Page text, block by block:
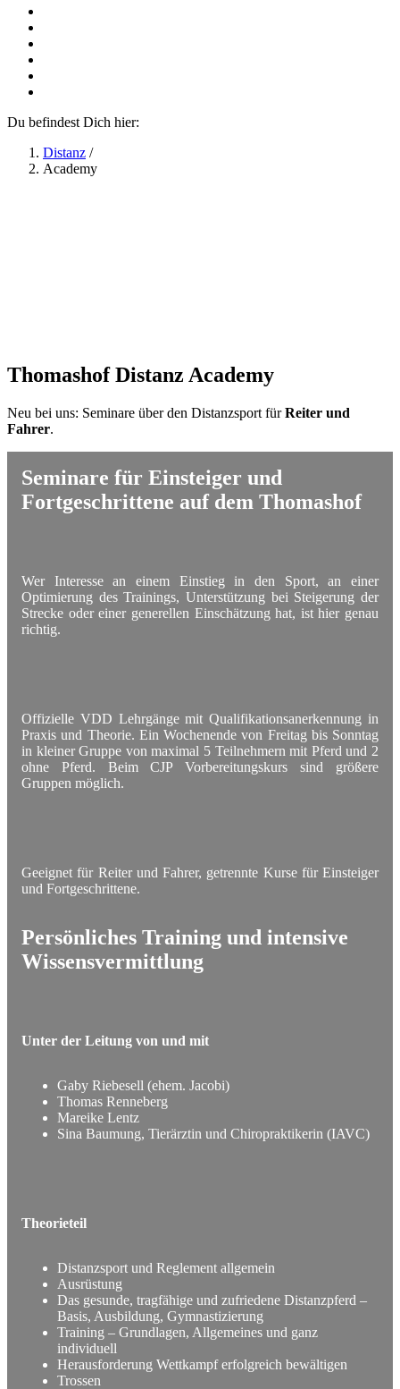
Du befindest Dich hier:
Distanz /
Academy
Thomashof Distanz Academy
Neu bei uns: Seminare über den Distanzsport fürReiter und
Fahrer.
Seminare für Einsteiger und
Fortgeschrittene auf dem Thomashof
Wer Interesse an einem Einstieg in den Sport, an einer
Optimierung des Trainings, Unterstützung bei Steigerung der
Strecke oder einer generellen Einschätzung hat, ist hier genau
richtig.
Offizielle VDD Lehrgänge mit Qualifikationsanerkennung in
Praxis und Theorie. Ein Wochenende von Freitag bis Sonntag
in kleiner Gruppe von maximal 5 Teilnehmern mit Pferd und 2
ohne Pferd. Beim CJP Vorbereitungskurs sind größere
Gruppen möglich.
Geeignet für Reiter und Fahrer, getrennte Kurse für Einsteiger
und Fortgeschrittene.
Persönliches Training und intensive
Wissensvermittlung
Unter der Leitung von und mit
Gaby Riebesell (ehem. Jacobi)
Thomas Renneberg
Mareike Lentz
Sina Baumung, Tierärztin und Chiropraktikerin (IAVC)
Theorieteil
Distanzsport und Reglement allgemein
Ausrüstung
Das gesunde, tragfähige und zufriedene Distanzpferd –
Basis, Ausbildung, Gymnastizierung
Training – Grundlagen, Allgemeines und ganz
individuell
Herausforderung Wettkampf erfolgreich bewältigen
Trossen